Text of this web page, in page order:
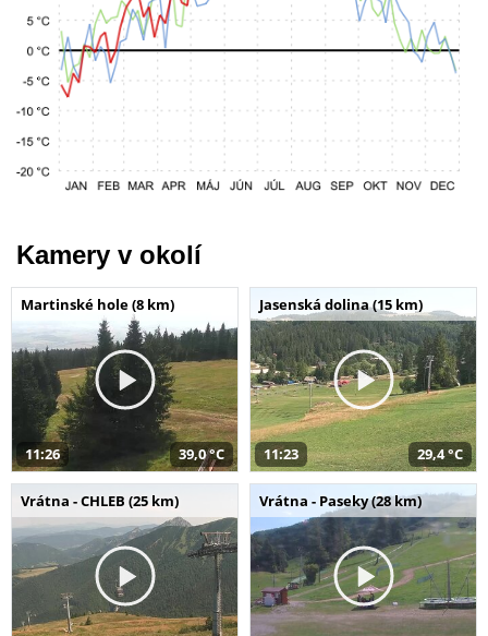
Kamery v okolí
Martinské hole (8 km)
11:26 39,0 °C
Jasenská dolina (15 km)
11:23 29,4 °C
Vrátna - CHLEB (25 km) Vrátna - Paseky (28 km)